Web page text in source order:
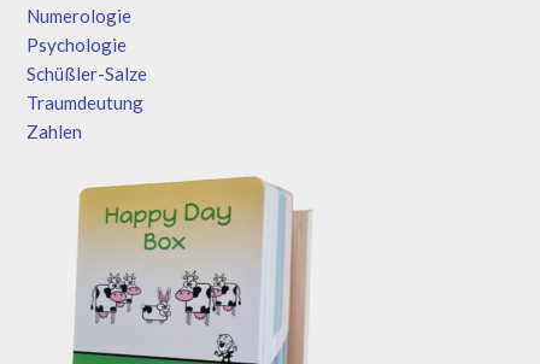
Numerologie
Psychologie
Schüßler-Salze
Traumdeutung
Zahlen